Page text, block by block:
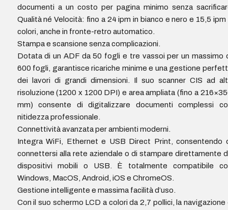
documenti a un costo per pagina minimo senza
Qualità né Velocità: fino a 24 ipm in bianco e nero e 15,5 ipm
colori, anche in fronte-retro automatico.
Stampa e scansione senza complicazioni.
Dotata di un ADF da 50 fogli e tre vassoi per un massimo
600 fogli, garantisce ricariche minime e una gestione
dei lavori di grandi dimensioni. Il suo scanner CIS ad
risoluzione (1200 x 1200 DPI) e area ampliata (fino a
mm) consente di digitalizzare documenti complessi
nitidezza professionale.
Connettività avanzata per ambienti moderni.
Integra WiFi, Ethernet e USB Direct Print, consentendo
connettersi alla rete aziendale o di stampare direttamente
dispositivi mobili o USB. È totalmente compatibile
Windows, MacOS, Android, iOS e ChromeOS.
Gestione intelligente e massima facilità d’uso.
Con il suo schermo LCD a colori da 2,7 pollici, la navigazione